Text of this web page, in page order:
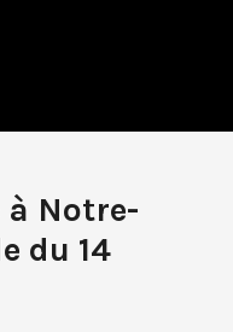
à Notre-
du 14